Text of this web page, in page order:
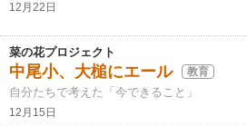
12月22日
菜の花プロジェクト
中尾小、大槌にエール 教育
自分たちで考えた「今できること」
12月15日